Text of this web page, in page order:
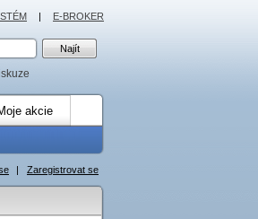
akcie
| Zaregistrovat se
| E-BROKER